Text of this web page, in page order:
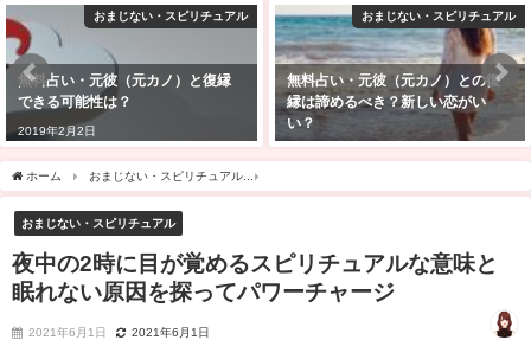
おまじない・スピリチュアル
無料占い・元彼（元カノ）との復
縁は諦めるべき？新しい恋がい
おまじない・スピリチュアル
無料占い・元彼（元カノ）からい
つ連絡がくるか？来る確率は？
2019年2月21日
ホーム おまじない・スピリチュアル
おまじない・スピリチュアル
夜中の2時に目が覚めるスピリチュアルな意味と
眠れない原因を探ってパワーチャージ
2021年6月1日 2021年6月1日